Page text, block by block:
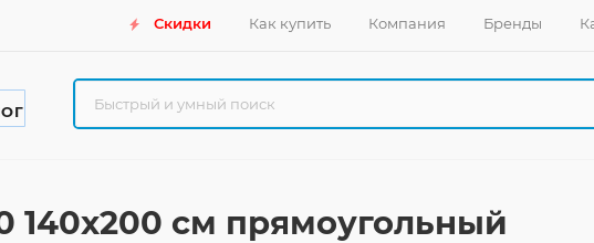
Скидки Как купить Компания Бренды
140x200 см прямоугольный